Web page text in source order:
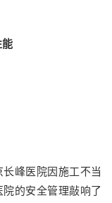
峰医院因施工不当
的安全管理敲响了